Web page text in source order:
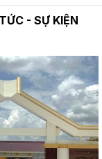
- SỰ KIỆN